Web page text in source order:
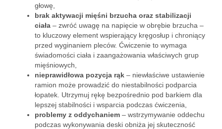
głowę,
brak aktywacji mięśni brzucha oraz stabilizacji
ciała – zwróć uwagę na napięcie w obrębie brzucha –
to kluczowy element wspierający kręgosłup i chroniący
przed wyginaniem pleców. Ćwiczenie to wymaga
świadomości ciała i zaangażowania właściwych grup
mięśniowych,
nieprawidłowa pozycja rąk – niewłaściwe ustawienie
ramion może prowadzić do niestabilności podparcia
łopatek. Utrzymuj rękę bezpośrednio pod barkiem dla
lepszej stabilności i wsparcia podczas ćwiczenia,
problemy z oddychaniem – wstrzymywanie oddechu
podczas wykonywania deski obniża jej skuteczność